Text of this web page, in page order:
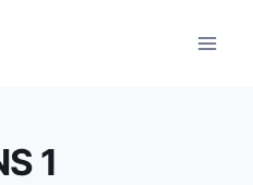
1